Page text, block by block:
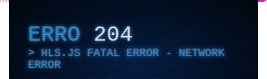
ERRO204
HLS.JS FATAL ERROR - NETWORK
ERROR